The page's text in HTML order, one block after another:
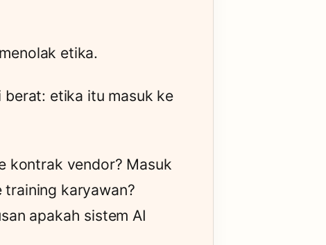
etika.
berat: etika itu masuk ke
kontrak vendor? Masuk
training karyawan?
apakah sistem AI